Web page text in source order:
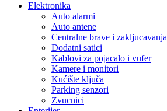
Elektronika
Auto alarmi
Auto antene
Centralne brave i zakljucavanja
Dodatni satici
Kablovi za pojacalo i vufer
Kamere i monitori
Kućište ključa
Parking senzori
Zvucnici